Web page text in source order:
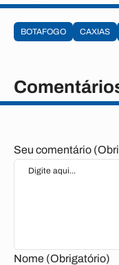
BOTAFOGO CAXIAS
Seu comentário
Nome (Obrigatório)